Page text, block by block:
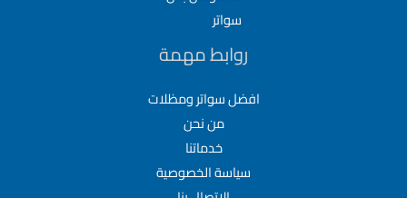
سواتر
روابط مهمة
افضل سواتر ومظلات
من نحن
خدماتنا
سياسة الخصوصية